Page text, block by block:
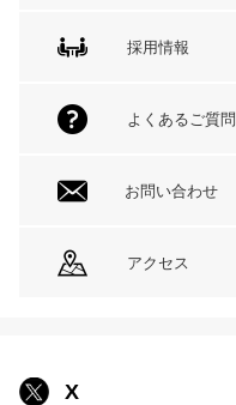
採用情報
よくあるご質問
お問い合わせ
アクセス
X